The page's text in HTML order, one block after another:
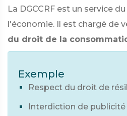
La DGCCRF est un service
l'économie. Il est chargé de
du droit de la
Exemple
Respect du droit de
Interdiction de